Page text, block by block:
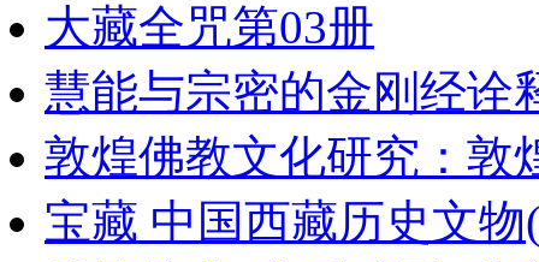
大藏全咒第03册
慧能与宗密的金刚经诠
敦煌佛教文化研究：敦
宝藏 中国西藏历史文